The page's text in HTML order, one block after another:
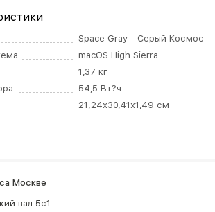
Space Gray - Серый Космос
macOS High Sierra
1,37 кг
54,5 Вт?ч
21,24х30,41х1,49 см
Москве
вал 5с1